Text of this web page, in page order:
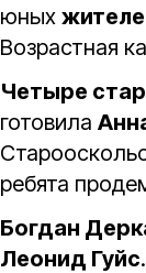
юных
Возрастная
Четыре
готовила
ребята
Богдан
Леонид Гуйс